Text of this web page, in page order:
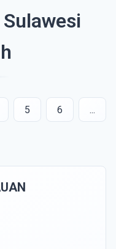
5 6 ...